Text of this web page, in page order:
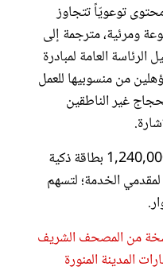
توعويّاً تتجاوز
ومرئية، مترجمة إلى
الرئاسة العامة لمبادرة
من منسوبيها للعمل
غير الناطقين
وبين أن الرئاسة العامة خصصت 1,240,000 بطاقة ذكية
الخدمة؛ لتسهم
ألف نسخة من المصحف الشريف
المدينة المنورة